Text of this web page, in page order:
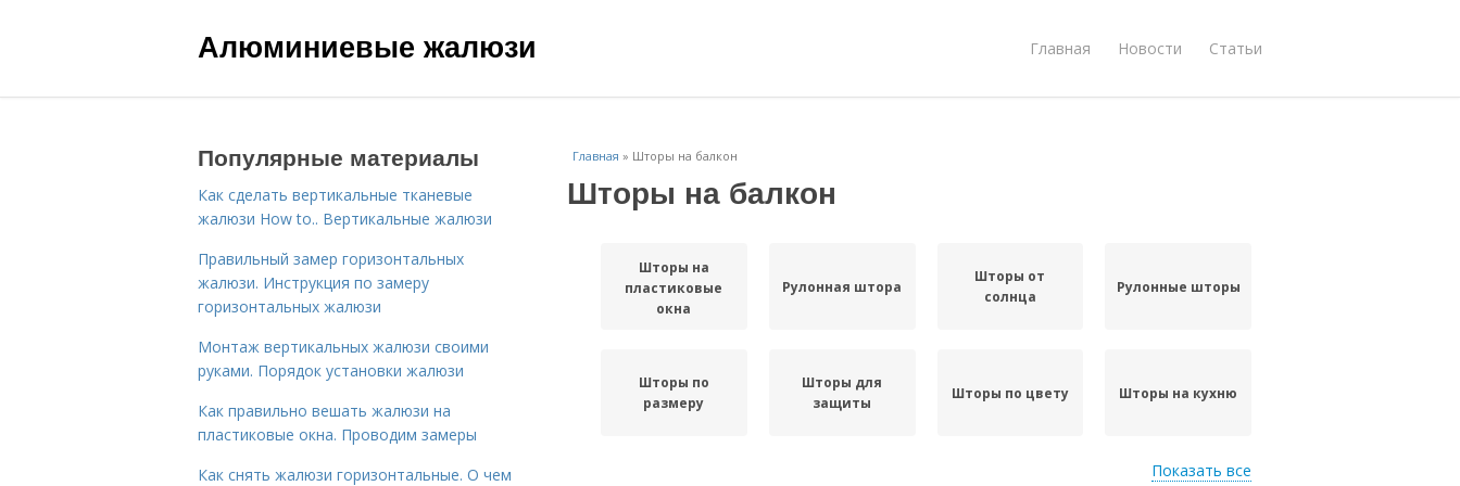
Алюминиевые жалюзи Главная Новости Статьи
Главная » Шторы на балкон
Шторы на балкон
Шторы на
пластиковые
окна
Рулонная штора
Шторы от
солнца
Рулонные шторы
Шторы по
размеру
Шторы для
защиты
Шторы по цвету Шторы на кухню
Показать все
Популярные материалы
Как сделать вертикальные тканевые
жалюзи How to.. Вертикальные жалюзи
Правильный замер горизонтальных
жалюзи. Инструкция по замеру
горизонтальных жалюзи
Монтаж вертикальных жалюзи своими
руками. Порядок установки жалюзи
Как правильно вешать жалюзи на
пластиковые окна. Проводим замеры
Как снять жалюзи горизонтальные. О чем